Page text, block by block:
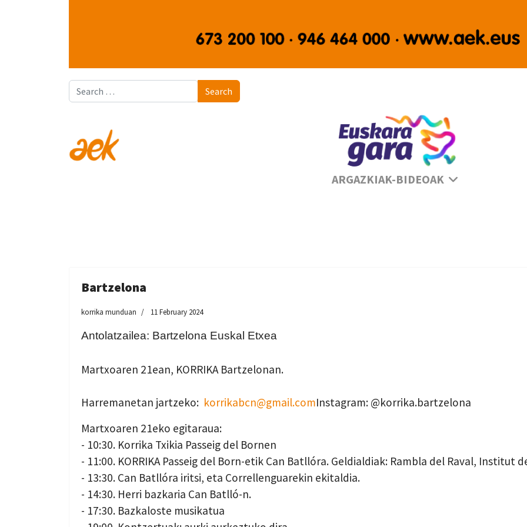
Search Search
ARGAZKIAK-BIDEOAK
Bartzelona
korrika munduan 11 February 2024
Antolatzailea: Bartzelona Euskal Etxea
Martxoaren 21ean, KORRIKA Bartzelonan.
Harremanetan jartzeko: korrikabcn@gmail.comInstagram: @korrika.bartzelona
Martxoaren 21eko egitaraua:
- 10:30. Korrika Txikia Passeig del Bornen
- 11:00. KORRIKA Passeig del Born-etik Can Batllóra. Geldialdiak: Rambla del Raval, Institut
- 13:30. Can Batllóra iritsi, eta Correllenguarekin ekitaldia.
- 14:30. Herri bazkaria Can Batlló-n.
- 17:30. Bazkaloste musikatua